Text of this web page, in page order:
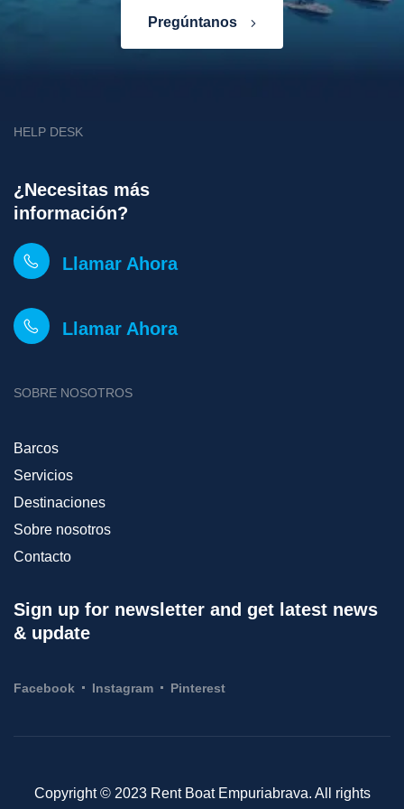
Pregúntanos
HELP DESK
¿Necesitas más
información?
Llamar Ahora
Llamar Ahora
SOBRE NOSOTROS
Barcos
Servicios
Destinaciones
Sobre nosotros
Contacto
Sign up for newsletter and get latest news
& update
Facebook Instagram Pinterest
Copyright © 2023 Rent Boat Empuriabrava. All rights